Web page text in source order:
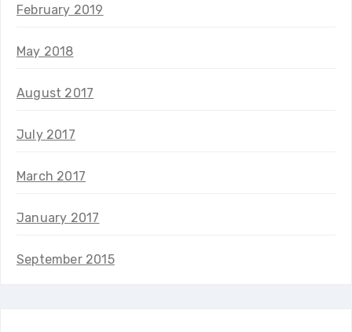
February 2019
May 2018
August 2017
July 2017
March 2017
January 2017
September 2015